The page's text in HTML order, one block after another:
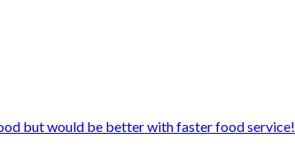
but would be better with faster food service!